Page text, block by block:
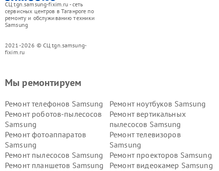
СЦ tgn.samsung-fixim.ru - сеть
сервисных центров в Таганроге по
ремонту и обслуживанию техники
Samsung
2021-2026 © СЦ tgn.samsung-
fixim.ru
Мы ремонтируем
Ремонт телефонов Samsung
Ремонт ноутбуков Samsung
Ремонт роботов-пылесосов
Samsung
Ремонт вертикальных
пылесосов Samsung
Ремонт фотоаппаратов
Samsung
Ремонт телевизоров
Samsung
Ремонт пылесосов Samsung
Ремонт проекторов Samsung
Ремонт планшетов Samsung
Ремонт видеокамер Samsung